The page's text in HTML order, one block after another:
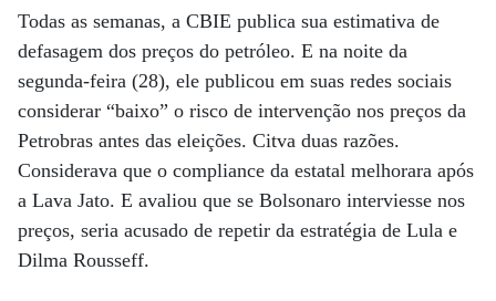
Todas as semanas, a CBIE publica sua estimativa de
defasagem dos preços do petróleo. E na noite da
segunda-feira (28), ele publicou em suas redes sociais
considerar “baixo” o risco de intervenção nos preços da
Petrobras antes das eleições. Citva duas razões.
Considerava que o compliance da estatal melhorara após
a Lava Jato. E avaliou que se Bolsonaro interviesse nos
preços, seria acusado de repetir da estratégia de Lula e
Dilma Rousseff.